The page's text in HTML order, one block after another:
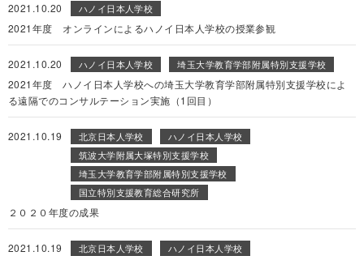
2021.10.20 ハノイ日本人学校
2021年度 オンラインによるハノイ日本人学校の授業参観
2021.10.20 ハノイ日本人学校 埼玉大学教育学部附属特別支援学校
2021年度 ハノイ日本人学校への埼玉大学教育学部附属特別支援学校によ
る遠隔でのコンサルテーション実施（1回目）
2021.10.19 北京日本人学校
ハノイ日本人学校
筑波大学附属大塚特別支援学校
埼玉大学教育学部附属特別支援学校
国立特別支援教育総合研究所
２０２０年度の成果
2021.10.19 北京日本人学校
ハノイ日本人学校